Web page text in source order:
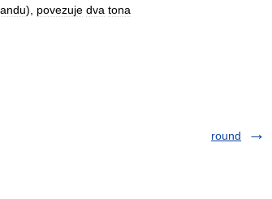
), povezuje dva tona
round